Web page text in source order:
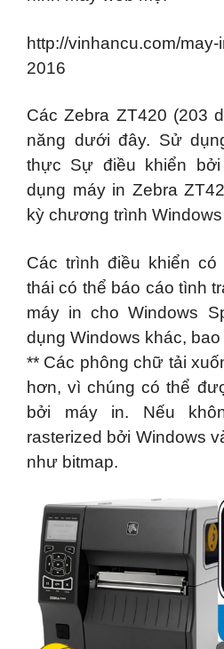
http://vinhancu.com/
2016
CácZebra ZT420 (203
năng dưới đây. Sử
thực Sự điều khiển
dụng máy in Zebra
kỳ chương trình
Các trình điều khiển có
thái có thể báo cáo tình
máy in cho Windows
dụng Windows khác,
** Các phông chữ tải
hơn, vì chúng có thể
bởi máy in. Nếu
rasterized bởi Windows
như bitmap.